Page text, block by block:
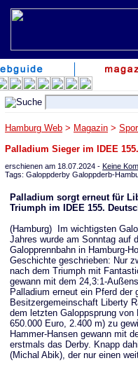
Hamburg Web > Magazin >
Palladium Sieger im IDEE
erschienen am 18.07.2024 - Keine
Tags: Galoppderby Galoppderb-
Palladium sorgt erneut für
Triumph im IDEE 155.
(Hamburg) Im wichtigsten
Jahres wurde am Sonntag auf
Galopprennbahn in Hamburg-
Geschichte geschrieben: Nur
nach dem Triumph mit
gewann mit dem 24,3:1-
Palladium erneut ein Pferd der
Besitzergemeinschaft Liberty
dem letzten Galoppsprung
650.000 Euro, 2.400 m) zu
Hammer-Hansen gewann mit
erstmals das Derby. Knapp
(Michal Abik), der nur einen